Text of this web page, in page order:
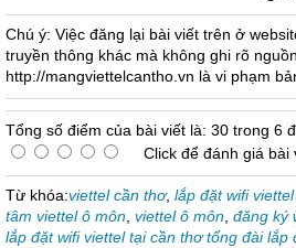
Chú ý: Việc đăng lại bài viết trên ở
truyền thông khác mà không ghi rõ nguồn
http://mangviettelcantho.vn là vi phạm
Tổng số điểm của bài viết là: 30 trong 6
Click để đánh giá bài
Từ khóa:viettel cần thơ, lắp đặt wifi
tâm viettel ô môn viettel ô môn đăng ký
lắp đặt wifi viettel tại cần thơ tổng đài lắp